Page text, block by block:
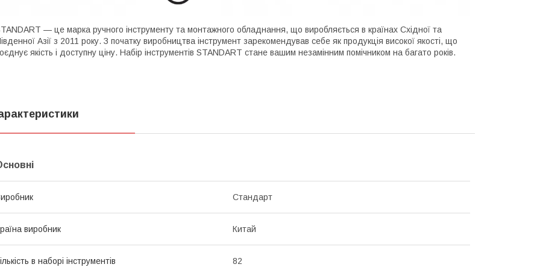
— це марка ручного інструменту та монтажного обладнання, що виробляється в країнах Східної та
Азії з 2011 року. З початку виробництва інструмент зарекомендував себе як продукція високої якості, що
якість і доступну ціну. Набір інструментів STANDART стане вашим незамінним помічником на багато років.
Стандарт
виробник Китай
в наборі інструментів 82